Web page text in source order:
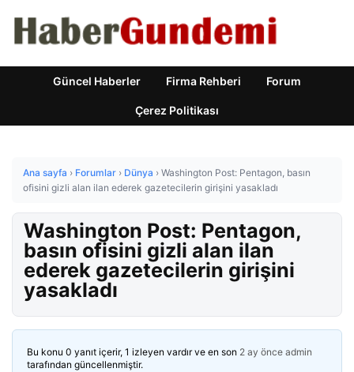
Güncel Haberler Firma Rehberi Forum
Çerez Politikası
Ana sayfa › Forumlar › Dünya › Washington Post: Pentagon, basın
ofisini gizli alan ilan ederek gazetecilerin girişini yasakladı
Washington Post: Pentagon,
basın ofisini gizli alan ilan
ederek gazetecilerin girişini
yasakladı
Bu konu 0 yanıt içerir, 1 izleyen vardır ve en son 2 ay önce admin
tarafından güncellenmiştir.